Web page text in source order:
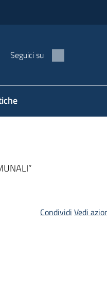
Seguici su
Condividi Vedi